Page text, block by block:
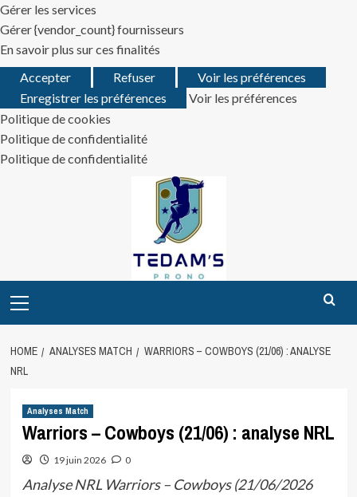
Gérer les services
Gérer {vendor_count} fournisseurs
En savoir plus sur ces finalités
Accepter
Refuser
Voir les préférences
Enregistrer les préférences
Voir les préférences
Politique de cookies
Politique de confidentialité
Politique de confidentialité
Menu
HOME ANALYSES MATCH
WARRIORS – COWBOYS (21/06) : ANALYSE
NRL
Analyses Match
Warriors – Cowboys (21/06) : analyse NRL
19 juin 2026 0
Analyse NRL Warriors – Cowboys (21/06/2026